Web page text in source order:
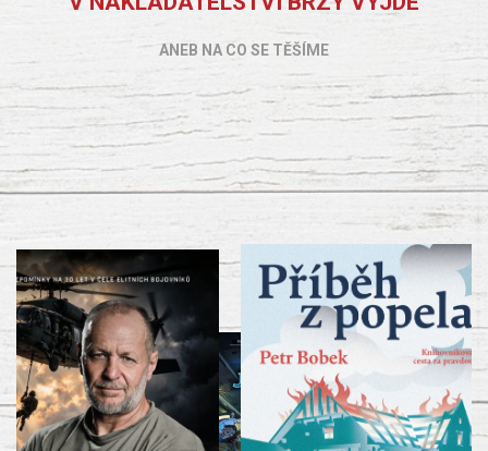
ANEB NA CO SE TĚŠÍME